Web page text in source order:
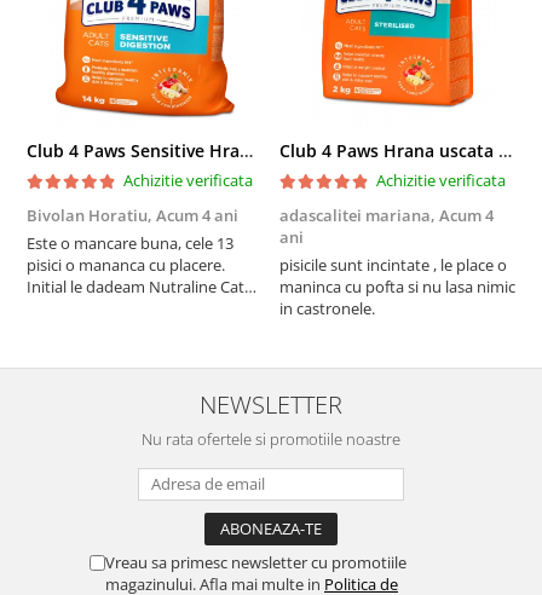
Club 4 Paws Sensitive Hrana uscata pisici adulte, 14kg
Achizitie verificata
Bivolan Horatiu, Acum 4 ani
Este o mancare buna, cele 13
pisici o mananca cu placere.
Initial le dadeam Nutraline Cat
nu o mananca cu placere. Eu
sunt multumit si voi continua cu
Club 4 Paws Hrana uscata pisici sterilizate, 2kg
Achizitie verificata
adascalitei mariana, Acum 4
ani
pisicile sunt incintate , le place o
maninca cu pofta si nu lasa nimic
in castronele.
NEWSLETTER
Nu rata ofertele si promotiile noastre
Vreau sa primesc newsletter cu promotiile
magazinului. Afla mai multe in Politica de